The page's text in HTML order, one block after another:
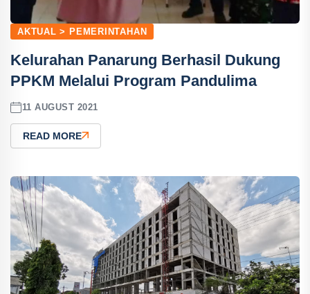
AKTUAL > PEMERINTAHAN
Kelurahan Panarung Berhasil Dukung
PPKM Melalui Program Pandulima
11 AUGUST 2021
READ MORE